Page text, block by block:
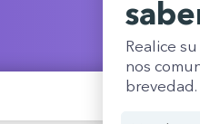
Realice
nos
brevedad.